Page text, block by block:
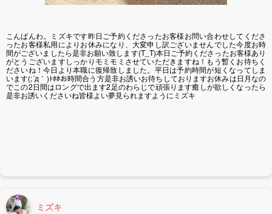
こんばんわ。ミズキです昨日ご予約くださったお客様お問い合わせしてくださ
ったお客様私用によりお休みになり、大変申し訳ございませんでした今度お時
間がございましたら是非お願い致します(T_T)本日ご予約くださったお客様あり
がとうございますしっかりモミモミさせていただきますね！もう暫くお待ちく
ださいね！今日より本職に復帰致しました。平日は予約時間が短くなってしま
います(;´д｀)ﾄﾎﾎお時間合う方是非お誘いお待ちしておりますお休みは日月なの
でこの2日間はロングで出ます2足のわらじで頑張ります癒しが欲しくなったら
是非お誘いくださいね皆様よい夢見られますようにミズキ
ミズキ